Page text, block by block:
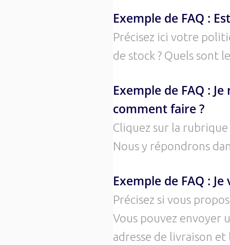
Exemple de FAQ :
Précisez ici votre
de stock ? Quels sont
Exemple de FAQ :
comment faire ?
Cliquez sur la
Nous y répondrons
Exemple de FAQ :
Précisez si vous
Vous pouvez envoyer
adresse de livraison